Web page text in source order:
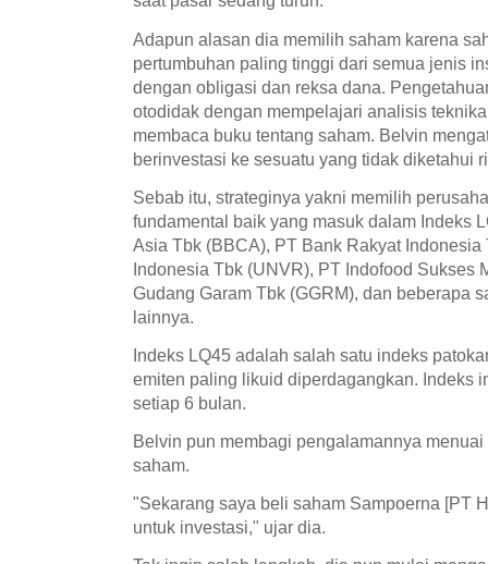
Adapun alasan dia memilih saham karena
pertumbuhan paling tinggi dari semua jenis
dengan obligasi dan reksa dana.
otodidak dengan mempelajari analisis
membaca buku tentang saham. Belvin
berinvestasi ke sesuatu yang tidak diketahui
Sebab itu, strateginya yakni memilih
fundamental baik yang masuk dalam Indeks
Asia Tbk (BBCA), PT Bank Rakyat
Indonesia Tbk (UNVR), PT Indofood Sukses
Gudang Garam Tbk (GGRM), dan beberapa
lainnya.
Indeks LQ45 adalah salah satu indeks
emiten paling likuid diperdagangkan. Indeks
setiap 6 bulan.
Belvin pun membagi pengalamannya
saham.
"Sekarang saya beli saham Sampoerna [PT
untuk investasi," ujar dia.